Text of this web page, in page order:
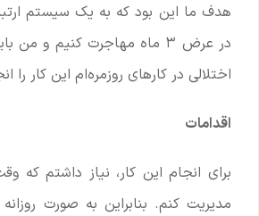
هدف ما این بود که به یک سیستم
در عرض ۳ ماه مهاجرت کنیم و
اختلالی در کارهای روزمره‌ام این کار را
اقدامات
برای انجام این کار، نیاز داشتم که
مدیریت کنم. بنابراین به صورت